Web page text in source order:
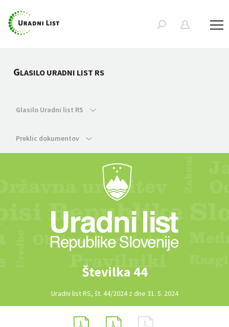
GLASILO URADNI LIST RS
Glasilo Uradni list RS
Preklic dokumentov
Številka 44
Uradni list RS, št. 44/2024 z dne 31. 5. 2024